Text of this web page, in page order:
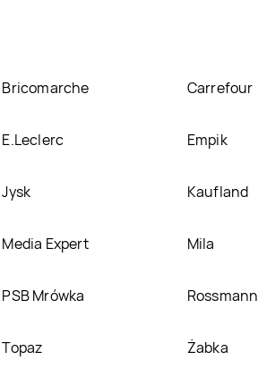
Bricomarche Carrefour
E.Leclerc Empik
Jysk Kaufland
Media Expert Mila
PSB Mrówka Rossmann
Topaz Żabka